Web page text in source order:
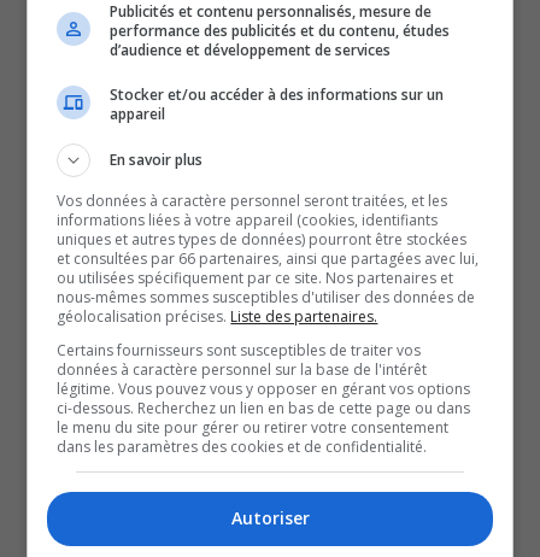
demandes pour les documents présentés par les
résidents des pays visés par les mesures.
Puisque la suspension est entrée en vigueur le 27 mai, le
n’est pas prolongée, plus d’une semaine après le début
des cours au Cégep.
L’étudiant en question se verra reporter son admission
lorsque la suspension sera levée.
Ailleurs dans la région, les conséquences pourraient se
diplômes, lors desquelles se déplacent habituellement
plusieurs membres des familles des finissants.
Le Collège La Cité a demandé aux étudiants et aux
membres de leur famille de demeurer au fait des
directives communiquées par Immigration, Réfugiés et
Citoyenneté Canada et par la Santé publique.
Publicités et contenu personnalisés, mesure de
performance des publicités et du contenu, études
d’audience et développement de services
Stocker et/ou accéder à des informations sur un
appareil
En savoir plus
Vos données à caractère personnel seront traitées, et les
informations liées à votre appareil (cookies, identifiants
uniques et autres types de données) pourront être stockées
et consultées par 66 partenaires, ainsi que partagées avec lui,
ou utilisées spécifiquement par ce site. Nos partenaires et
nous-mêmes sommes susceptibles d'utiliser des données de
géolocalisation précises. Liste des partenaires.
Certains fournisseurs sont susceptibles de traiter vos
données à caractère personnel sur la base de l'intérêt
légitime. Vous pouvez vous y opposer en gérant vos options
ci-dessous. Recherchez un lien en bas de cette page ou dans
le menu du site pour gérer ou retirer votre consentement
dans les paramètres des cookies et de confidentialité.
Autoriser